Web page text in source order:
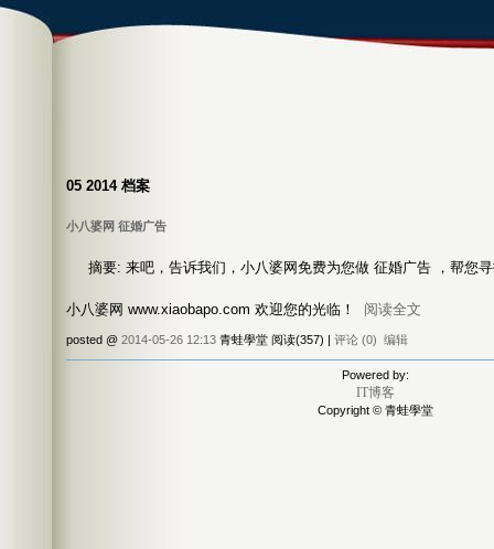
05 2014 档案
小八婆网 征婚广告
摘要: 来吧，告诉我们，小八婆网免费为您做 征婚广告 ，帮您
小八婆网 www.xiaobapo.com 欢迎您的光临！ 阅读全文
posted @ 2014-05-26 12:13 青蛙學堂 阅读(357) | 评论 (0) 编辑
Powered by:
IT博客
Copyright © 青蛙學堂